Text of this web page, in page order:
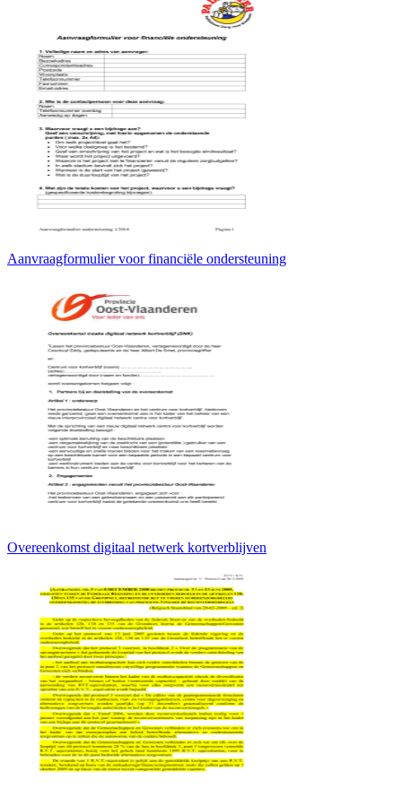
Aanvraagformulier voor financiële ondersteuning
Overeenkomst digitaal netwerk kortverblijven